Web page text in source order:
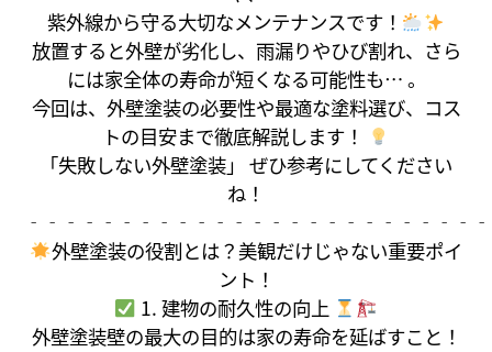
紫外線から守る大切なメンテナンスです！
放置すると外壁が劣化し、雨漏りやひび割れ、さら
には家全体の寿命が短くなる可能性も… 。
今回は、外壁塗装の必要性や最適な塗料選び、コス
トの目安まで徹底解説します！
「失敗しない外壁塗装」 ぜひ参考にしてください
ね！
外壁塗装の役割とは？美観だけじゃない重要ポイ
ント！
1. 建物の耐久性の向上
外壁塗装壁の最大の目的は家の寿命を延ばすこと！